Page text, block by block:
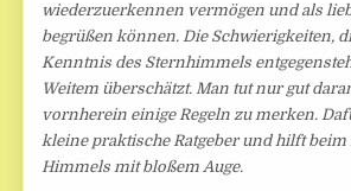
wiederzuerkennen vermögen und als
begrüßen können. Die Schwierigkeiten,
Kenntnis des Sternhimmels
Weitem überschätzt. Man tut nur gut
vornherein einige Regeln zu merken.
kleine praktische Ratgeber und hilft
Himmels mit bloßem Auge.